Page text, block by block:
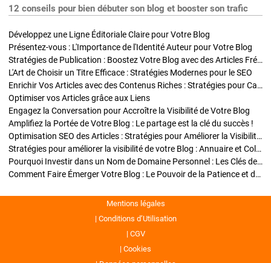
12 conseils pour bien débuter son blog et booster son trafic
Développez une Ligne Éditoriale Claire pour Votre Blog
Présentez-vous : L'Importance de l'Identité Auteur pour Votre Blog
Stratégies de Publication : Boostez Votre Blog avec des Articles Fréquents et Exclusifs
L'Art de Choisir un Titre Efficace : Stratégies Modernes pour le SEO
Enrichir Vos Articles avec des Contenus Riches : Stratégies pour Captiver et Optimiser
Optimiser vos Articles grâce aux Liens
Engagez la Conversation pour Accroître la Visibilité de Votre Blog
Amplifiez la Portée de Votre Blog : Le partage est la clé du succès !
Optimisation SEO des Articles : Stratégies pour Améliorer la Visibilité de Votre Blog
Stratégies pour améliorer la visibilité de votre Blog : Annuaire et Collaborations
Pourquoi Investir dans un Nom de Domaine Personnel : Les Clés de la Réussite de Votre Blog
Comment Faire Émerger Votre Blog : Le Pouvoir de la Patience et de la Persévérance
Mentions légales
Conditions d’Utilisation
CGV
Cookies